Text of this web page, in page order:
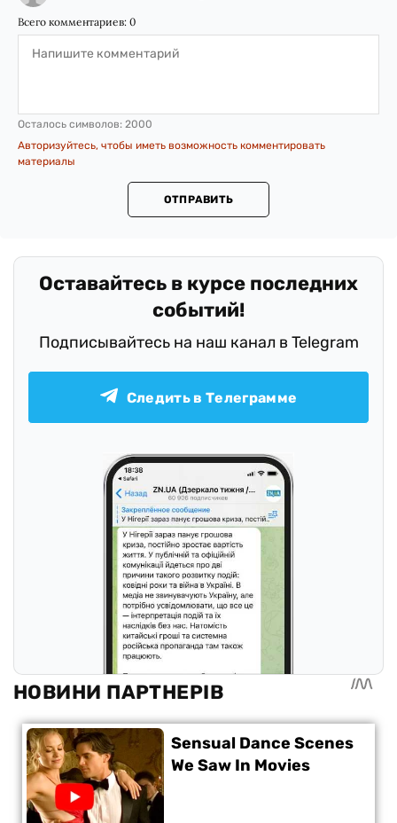
Всего комментариев: 0
Осталось символов: 2000
Авторизуйтесь, чтобы иметь возможность комментировать
материалы
ОТПРАВИТЬ
Оставайтесь в курсе последних
событий!
Подписывайтесь на наш канал в Telegram
Следить в Телеграмме